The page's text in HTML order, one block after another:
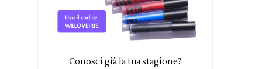
Conosci già la tua stagione?